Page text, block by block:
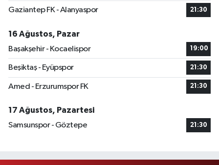
Gaziantep FK - Alanyaspor 21:30
16 Ağustos, Pazar
Başakşehir - Kocaelispor
19:00
Beşiktaş - Eyüpspor 21:30
Amed - Erzurumspor FK 21:30
17 Ağustos, Pazartesi
Samsunspor - Göztepe
21:30